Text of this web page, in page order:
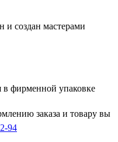
и создан мастерами
в фирменной упаковке
заказа и товару вы
94